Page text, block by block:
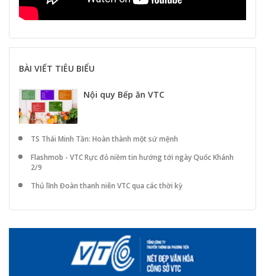
BÀI VIẾT TIÊU BIỂU
Nội quy Bếp ăn VTC
TS Thái Minh Tần: Hoàn thành một sứ mệnh
Flashmob - VTC Rực đỏ niềm tin hướng tới ngày Quốc Khánh
2/9
Thủ lĩnh Đoàn thanh niên VTC qua các thời kỳ